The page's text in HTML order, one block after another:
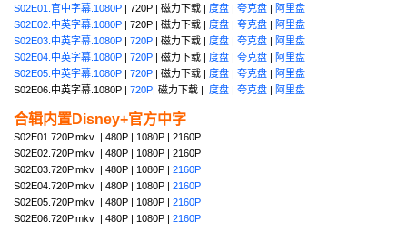
S02E01.官中字幕.1080P | 720P | 磁力下载 | 度盘 | 夸克盘 | 阿里盘
S02E02.中英字幕.1080P | 720P | 磁力下载 | 度盘 | 夸克盘 | 阿里盘
S02E03.中英字幕.1080P | 720P | 磁力下载 | 度盘 | 夸克盘 | 阿里盘
S02E04.中英字幕.1080P | 720P | 磁力下载 | 度盘 | 夸克盘 | 阿里盘
S02E05.中英字幕.1080P | 720P | 磁力下载 | 度盘 | 夸克盘 | 阿里盘
S02E06.中英字幕.1080P | 720P| 磁力下载 | 度盘 | 夸克盘 | 阿里盘
合辑内置Disney+官方中字
S02E01.720P.mkv | 480P | 1080P | 2160P
S02E02.720P.mkv | 480P | 1080P | 2160P
S02E03.720P.mkv | 480P | 1080P | 2160P
S02E04.720P.mkv | 480P | 1080P | 2160P
S02E05.720P.mkv | 480P | 1080P | 2160P
S02E06.720P.mkv | 480P | 1080P | 2160P